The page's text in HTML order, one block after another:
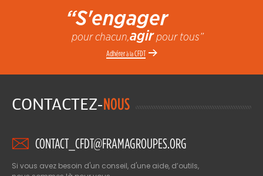
“S'engager
pour chacun,agirpour tous”
Adhérerà laCFDT
CONTACTEZ-NOUS
CONTACT_CFDT@FRAMAGROUPES.ORG
Si vous avez besoin d'un conseil, d'une aide, d’outils,